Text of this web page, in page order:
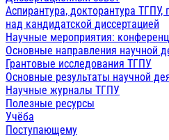
Аспирантура, докторантура
над кандидатской диссертацией
Научные мероприятия:
Основные направления научной
Грантовые исследования ТГПУ
Основные результаты научной
Научные журналы ТГПУ
Полезные ресурсы
Учёба
Поступающему